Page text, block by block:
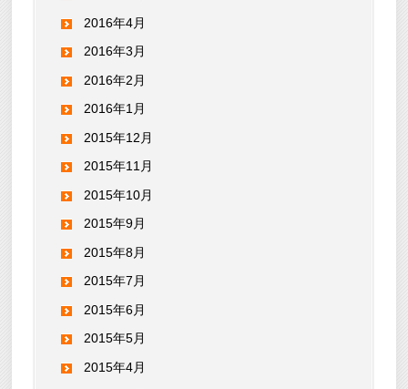
2016年4月
2016年3月
2016年2月
2016年1月
2015年12月
2015年11月
2015年10月
2015年9月
2015年8月
2015年7月
2015年6月
2015年5月
2015年4月